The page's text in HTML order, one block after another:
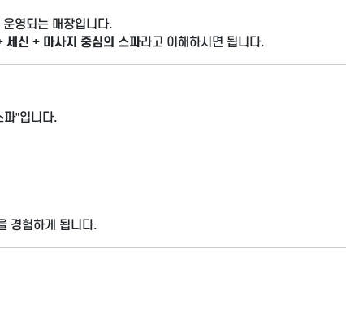
영되는 매장입니다.
세신 + 마사지 중심의 스파라고 이해하시면 됩니다.
”입니다.
경험하게 됩니다.